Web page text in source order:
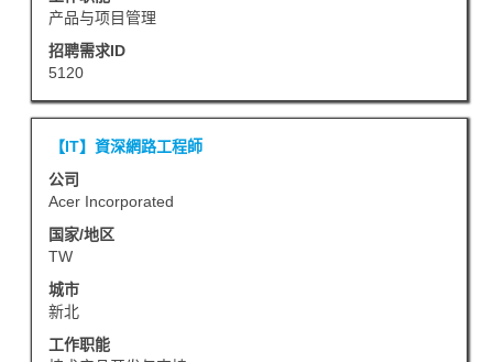
表。
产品与项目管理
招聘需求ID
5120
择
以
查
看
位
信
息
的
完
整
内
容。
职
务
【IT】資深網路工程師
公司
Acer Incorporated
国家/地区
TW
城市
新北
工作职能
使
用
空
格
键
进
行
选